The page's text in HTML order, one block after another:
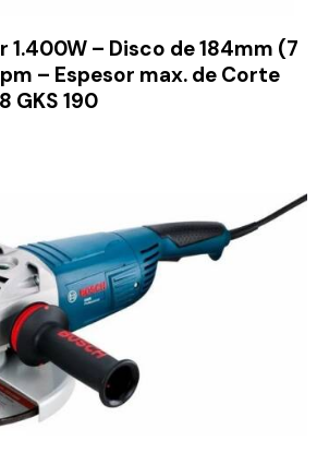
1.400W – Disco de 184mm (7
– Espesor max. de Corte
GKS 190